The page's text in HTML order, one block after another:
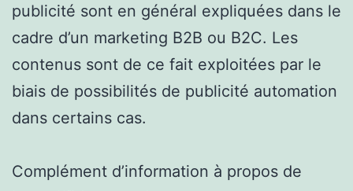
publicité sont en général expliquées dans le
cadre d’un marketing B2B ou B2C. Les
contenus sont de ce fait exploitées par le
biais de possibilités de publicité automation
dans certains cas.
Complément d’information à propos de